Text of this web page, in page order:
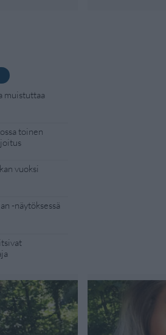
muistuttaa
toinen
vuoksi
-näytöksessä